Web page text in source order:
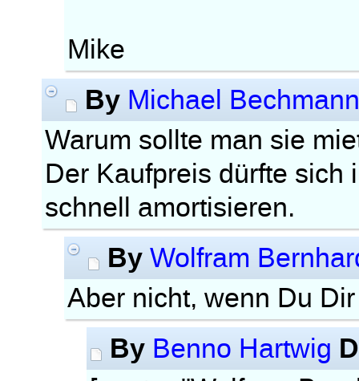
Mike
By Michael
Warum sollte man sie
Der Kaufpreis dürfte sich
schnell amortisieren.
By Wolfram
Aber nicht, wenn Du
By Benno Hartwig